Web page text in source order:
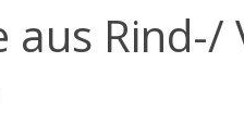
aus Rind-/